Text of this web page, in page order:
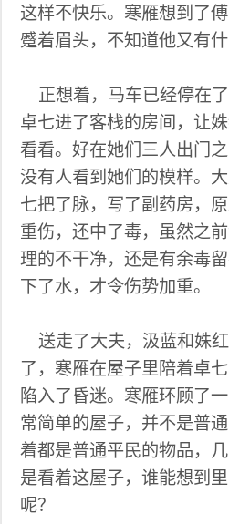
这样不快乐。寒雁想到了
蹙着眉头，不知道他又有什
正想着，马车已经停在
卓七进了客栈的房间，让
看看。好在她们三人出门
没有人看到她们的模样。
七把了脉，写了副药房，
重伤，还中了毒，虽然之
理的不干净，还是有余毒
下了水，才令伤势加重。
送走了大夫，汲蓝和姝
了，寒雁在屋子里陪着卓
陷入了昏迷。寒雁环顾了
常简单的屋子，并不是普
着都是普通平民的物品，
是看着这屋子，谁能想到
呢？